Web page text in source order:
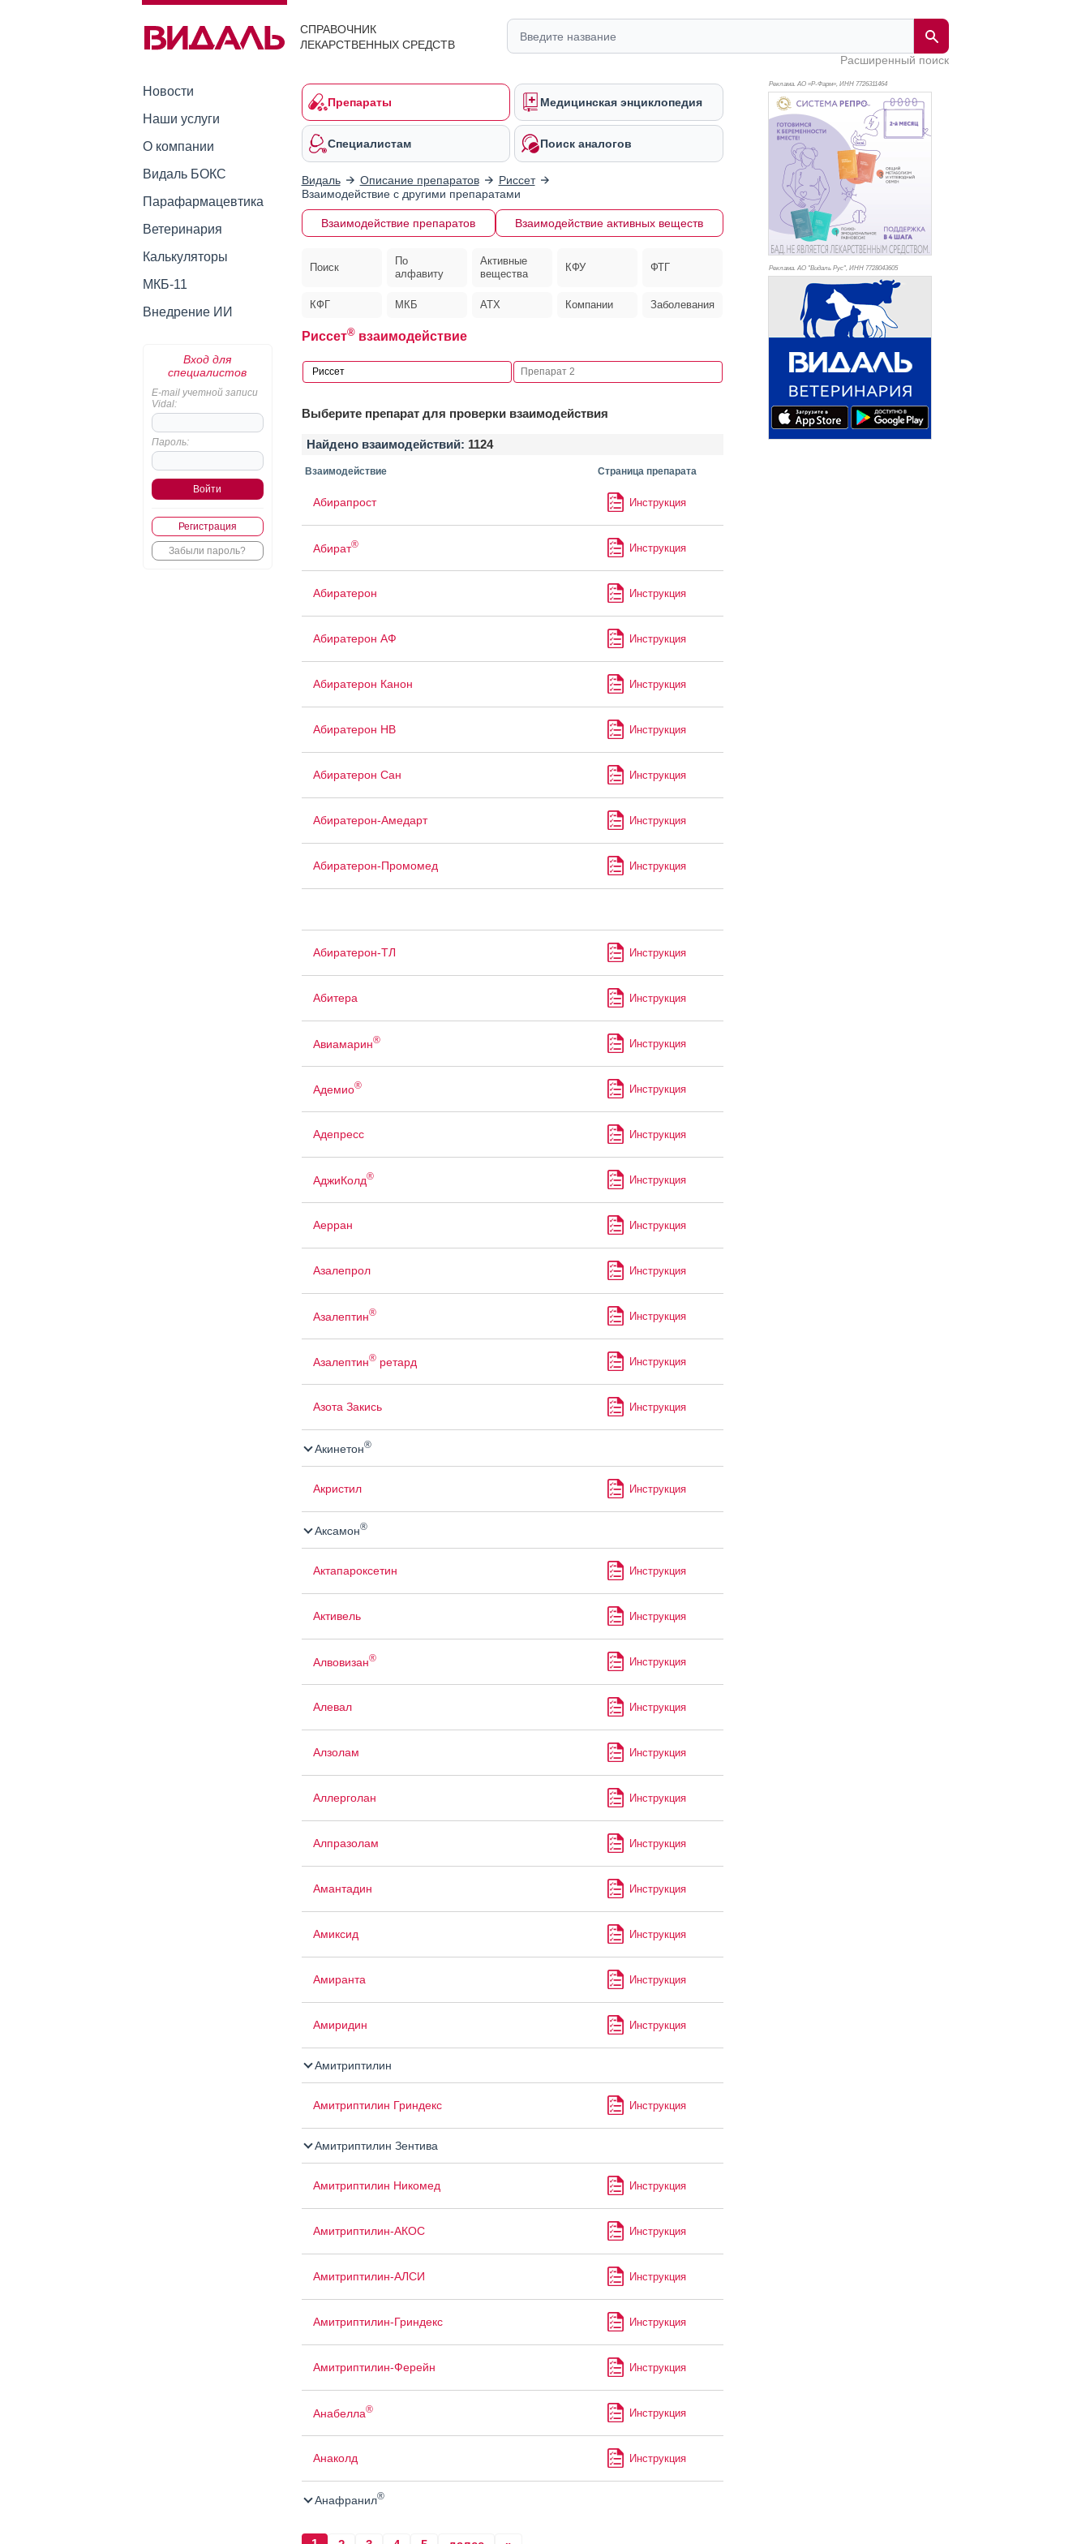
СПРАВОЧНИК
ЛЕКАРСТВЕННЫХ СРЕДСТВ
Расширенный поиск
Новости
Наши услуги
О компании
Видаль БОКС
Парафармацевтика
Ветеринария
Калькуляторы
МКБ-11
Внедрение ИИ
Вход для
специалистов
E-mail учетной записи
Vidal:
Пароль:
Регистрация
Забыли пароль?
Препараты Медицинская энциклопедия
Специалистам Поиск аналогов
Видаль Описание препаратов
Риссет
Взаимодействие с другими препаратами
Взаимодействие препаратов Взаимодействие активных веществ
Поиск
По
алфавиту
Активные
вещества
КФУ ФТГ
КФГ МКБ АТХ Компании Заболевания
Риссет®взаимодействие
Выберите препарат для проверки взаимодействия
Найдено взаимодействий: 1124
Взаимодействие Страница препарата
Абирапрост Инструкция
Абират® Инструкция
Абиратерон Инструкция
Абиратерон АФ Инструкция
Абиратерон Канон Инструкция
Абиратерон НВ Инструкция
Абиратерон Сан Инструкция
Абиратерон-Амедарт Инструкция
Абиратерон-Промомед Инструкция
Абиратерон-ТЛ Инструкция
Абитера Инструкция
Авиамарин® Инструкция
Адемио® Инструкция
Адепресс Инструкция
АджиКолд® Инструкция
Аерран Инструкция
Азалепрол Инструкция
Азалептин® Инструкция
Азалептин®ретард Инструкция
Азота Закись Инструкция
Акинетон®
Акристил Инструкция
Аксамон®
Актапароксетин Инструкция
Активель Инструкция
Алвовизан® Инструкция
Алевал Инструкция
Алзолам Инструкция
Аллерголан Инструкция
Алпразолам Инструкция
Амантадин Инструкция
Амиксид Инструкция
Амиранта Инструкция
Амиридин Инструкция
Амитриптилин
Амитриптилин Гриндекс Инструкция
Амитриптилин Зентива
Амитриптилин Никомед Инструкция
Амитриптилин-АКОС Инструкция
Амитриптилин-АЛСИ Инструкция
Амитриптилин-Гриндекс Инструкция
Амитриптилин-Ферейн Инструкция
Анабелла® Инструкция
Анаколд Инструкция
Анафранил®
Реклама. АО «Р-Фарм», ИНН 7726311464
Реклама. АО "Видаль Рус", ИНН 7728043605